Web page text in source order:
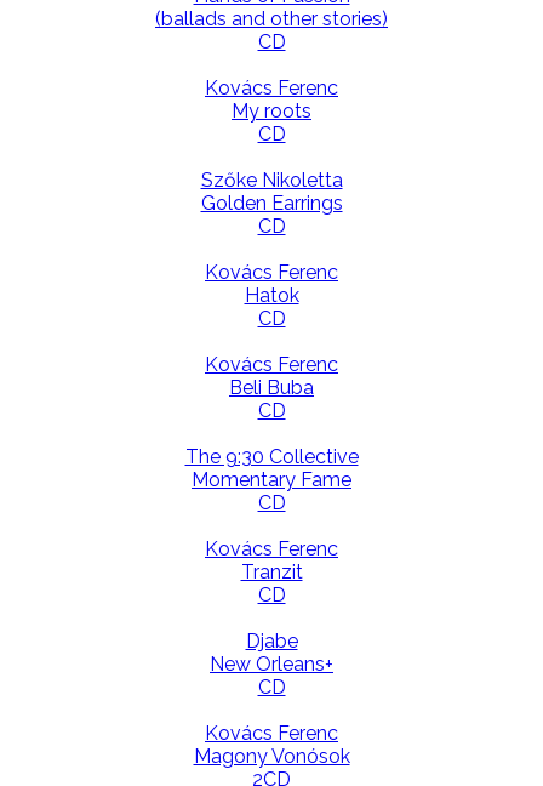
(ballads and other stories)
CD
Kovács Ferenc
My roots
CD
Szőke Nikoletta
Golden Earrings
CD
Kovács Ferenc
Hatok
CD
Kovács Ferenc
Beli Buba
CD
The 9:30 Collective
Momentary Fame
CD
Kovács Ferenc
Tranzit
CD
Djabe
New Orleans+
CD
Kovács Ferenc
Magony Vonósok
2CD